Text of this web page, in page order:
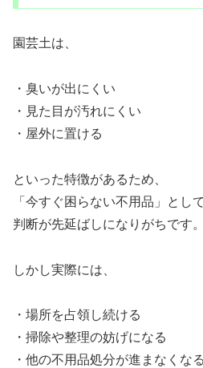
園芸土は、
・臭いが出にくい
・見た目が汚れにくい
・屋外に置ける
といった特徴があるため、
「今すぐ困らない不用品」として
判断が先延ばしになりがちです。
しかし実際には、
・場所を占領し続ける
・掃除や整理の妨げになる
・他の不用品処分が進まなくなる